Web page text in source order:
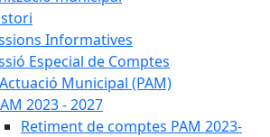
Informatives
Especial de Comptes
Municipal (PAM)
2023 - 2027
Retiment de comptes PAM 2023-